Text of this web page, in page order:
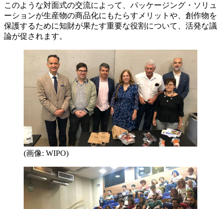
このような対面式の交流によって、パッケージング・ソリュ
ーションが生産物の商品化にもたらすメリットや、創作物を
保護するために知財が果たす重要な役割について、活発な議
論が促されます。
(画像: WIPO)